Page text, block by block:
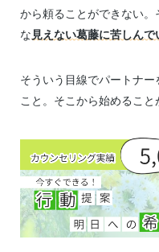
から頼ることができない
な 見えない葛藤に苦しんで
そういう目線でパートナ
こと。そこから始めること